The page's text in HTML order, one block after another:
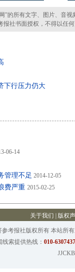
的所有文字、图片、音视
社书面授权，不得以任
下行压力仍大
06-14
管理不足 2014-12-05
费严重 2015-02-25
关于我们 版权
参考报社版权所有 本站所
线索提供热线： 010-